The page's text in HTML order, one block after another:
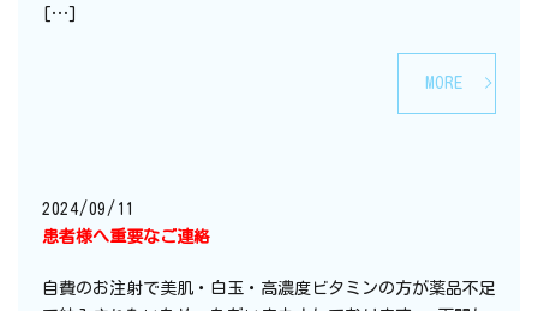
[…]
MORE
2024/09/11
患者様へ重要なご連絡
自費のお注射で美肌・白玉・高濃度ビタミンの方が薬品不足